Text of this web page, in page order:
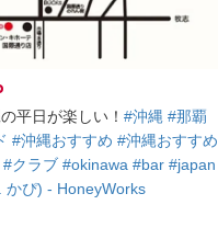
平日が楽しい！ #沖縄 #那覇
#沖縄おすすめ #沖縄おすすめ
#クラブ #okinawa #bar #japan
ぴ) - HoneyWorks